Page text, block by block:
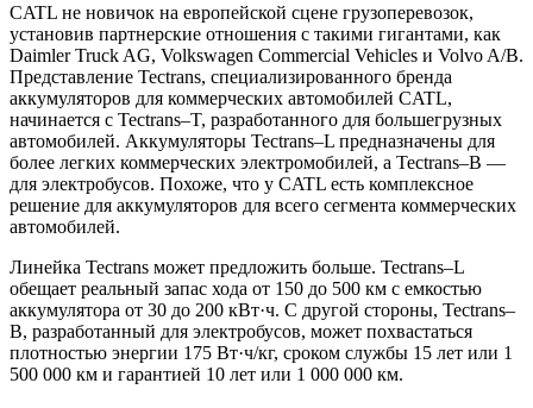
CATL не новичок на европейской сцене грузоперевозок,
установив партнерские отношения с такими гигантами, как
Daimler Truck AG, Volkswagen Commercial Vehicles и Volvo A/B.
Представление Tectrans, специализированного бренда
аккумуляторов для коммерческих автомобилей CATL,
начинается с Tectrans–T, разработанного для большегрузных
автомобилей. Аккумуляторы Tectrans–L предназначены для
более легких коммерческих электромобилей, а Tectrans–B —
для электробусов. Похоже, что у CATL есть комплексное
решение для аккумуляторов для всего сегмента коммерческих
автомобилей.
Линейка Tectrans может предложить больше. Tectrans–L
обещает реальный запас хода от 150 до 500 км с емкостью
аккумулятора от 30 до 200 кВт·ч. С другой стороны, Tectrans–
B, разработанный для электробусов, может похвастаться
плотностью энергии 175 Вт·ч/кг, сроком службы 15 лет или 1
500 000 км и гарантией 10 лет или 1 000 000 км.